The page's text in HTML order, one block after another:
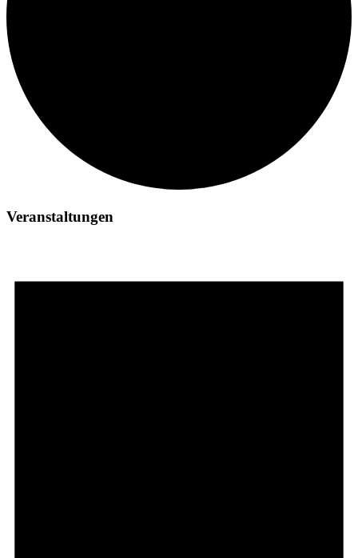
Veranstaltungen